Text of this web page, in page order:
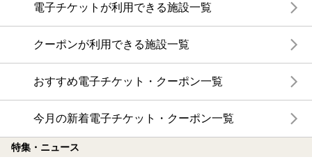
電子チケットが利用できる施設一覧
クーポンが利用できる施設一覧
おすすめ電子チケット・クーポン一覧
今月の新着電子チケット・クーポン一覧
特集・ニュース